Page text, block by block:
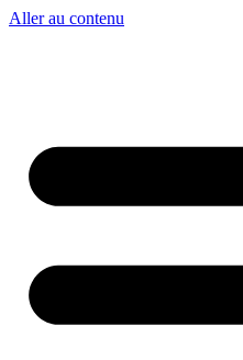
Aller au contenu